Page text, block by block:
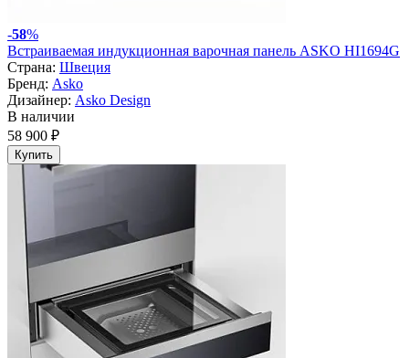
-58%
Встраиваемая индукционная варочная панель ASKO HI1694G
Страна: Швеция
Бренд: Asko
Дизайнер: Asko Design
В наличии
58 900 ₽
Купить